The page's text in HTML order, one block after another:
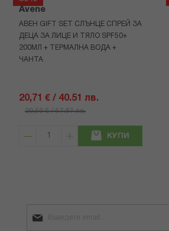
Avene
АВЕН GIFT SET СЛЪНЦЕ СПРЕЙ ЗА
ДЕЦА ЗА ЛИЦЕ И ТЯЛО SPF50+
200МЛ + ТЕРМАЛНА ВОДА +
ЧАНТА
20,71 € / 40.51 лв.
29,59 € / 57.87 лв.
КУПИ